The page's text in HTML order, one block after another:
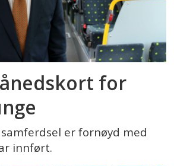
for
er fornøyd med
innført.